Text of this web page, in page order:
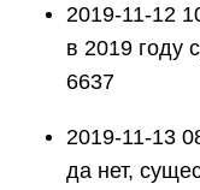
2019-11-12
в 2019 году
6637
2019-11-13
да нет,